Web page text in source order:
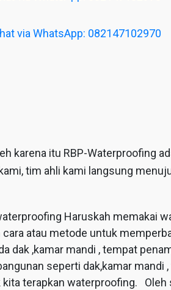
via WhatsApp: 082147102970
karena itu RBP-Waterproofing
tim ahli kami langsung
Haruskah memakai
atau metode untuk
dak ,kamar mandi , tempat
seperti dak,kamar mandi
terapkan waterproofing. Oleh